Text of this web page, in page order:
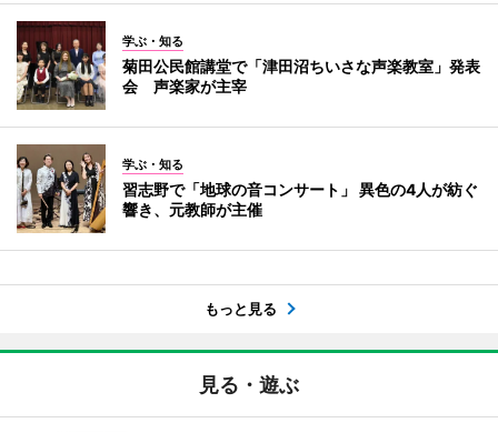
学ぶ・知る
菊田公民館講堂で「津田沼ちいさな声楽教室」発表
会 声楽家が主宰
学ぶ・知る
習志野で「地球の音コンサート」 異色の4人が紡ぐ
響き、元教師が主催
もっと見る
見る・遊ぶ